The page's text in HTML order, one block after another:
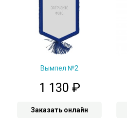
Вымпел №2
1 130 ₽
Заказать онлайн